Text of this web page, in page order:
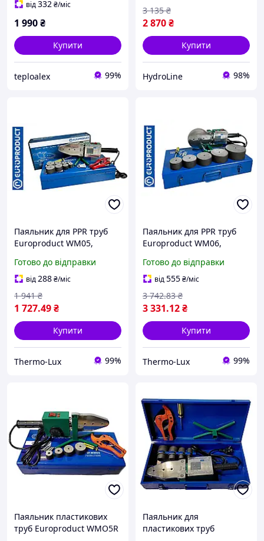
від332₴/міс
1 990₴
Купити
teploalex 99%
2 870₴
3 135 ₴
Купити
HydroLine 98%
Паяльник для PPR труб
Europroduct WM05,
Готово до відправки
від288₴/міс
1 727.49₴
1 941 ₴
Купити
Thermo-Lux 99%
Паяльник для PPR труб
Europroduct WM06,
Готово до відправки
від555₴/міс
3 331.12₴
3 742.83 ₴
Купити
Thermo-Lux 99%
Паяльник пластикових
труб Europroduct WMO5R
Паяльник для
пластикових труб